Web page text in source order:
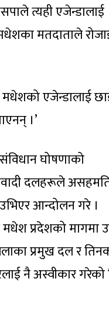
त्यही एजेन्डालाई
मतदाताले
एजेन्डालाई
।’
घोषणाको
दलहरूले
आन्दोलन गरे ।
प्रदेशको मागमा
प्रमुख दल र
नै अस्वीकार गरेको